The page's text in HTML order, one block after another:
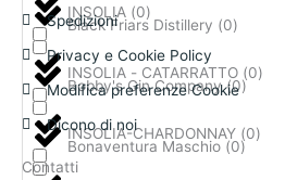
Black Friars Distillery (0)
Bobby's Gin Company (0)
Bonaventura Maschio (0)
INSOLIA (0)
INSOLIA - CATARRATTO (0)
INSOLIA-CHARDONNAY (0)
Spedizioni
Privacy e Cookie Policy
Modifica preferenze Cookie
Dicono di noi
Contatti